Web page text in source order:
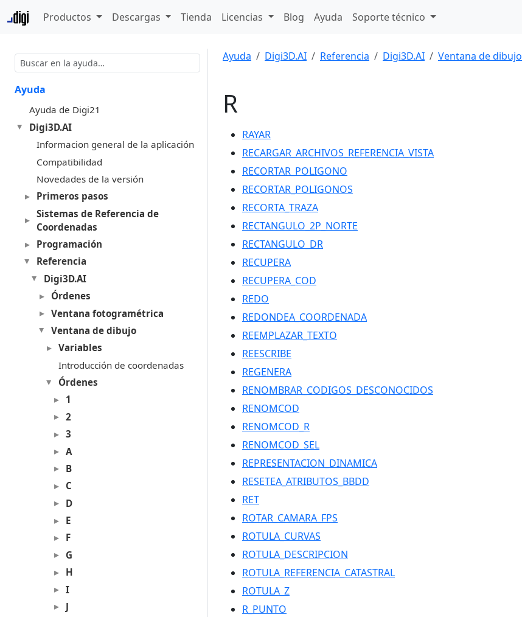
Productos Descargas Tienda Licencias Blog Ayuda Soporte técnico
Ayuda
Ayuda de Digi21
Digi3D.AI
Informacion general de la aplicación
Compatibilidad
Novedades de la versión
Primeros pasos
Sistemas de Referencia de
Coordenadas
Programación
Referencia
Digi3D.AI
Órdenes
Ventana fotogramétrica
Ventana de dibujo
Variables
Introducción de coordenadas
Órdenes
1
2
3
A
B
C
D
E
F
G
H
I
J
Ayuda Digi3D.AI Referencia Digi3D.AI Ventana de dibujo
R
RAYAR
RECARGAR_ARCHIVOS_REFERENCIA_VISTA
RECORTAR_POLIGONO
RECORTAR_POLIGONOS
RECORTA_TRAZA
RECTANGULO_2P_NORTE
RECTANGULO_DR
RECUPERA
RECUPERA_COD
REDO
REDONDEA_COORDENADA
REEMPLAZAR_TEXTO
REESCRIBE
REGENERA
RENOMBRAR_CODIGOS_DESCONOCIDOS
RENOMCOD
RENOMCOD_R
RENOMCOD_SEL
REPRESENTACION_DINAMICA
RESETEA_ATRIBUTOS_BBDD
RET
ROTAR_CAMARA_FPS
ROTULA_CURVAS
ROTULA_DESCRIPCION
ROTULA_REFERENCIA_CATASTRAL
ROTULA_Z
R_PUNTO